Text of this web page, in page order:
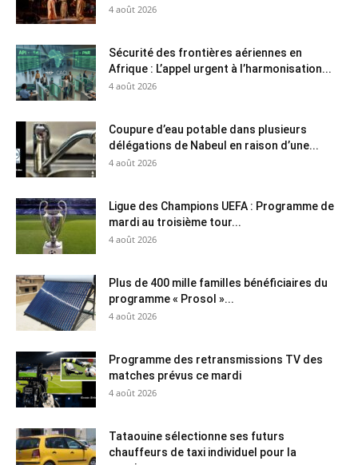
4 août 2026
Sécurité des frontières aériennes en
Afrique : L’appel urgent à l’harmonisation...
4 août 2026
Coupure d’eau potable dans plusieurs
délégations de Nabeul en raison d’une...
4 août 2026
Ligue des Champions UEFA : Programme de
mardi au troisième tour...
4 août 2026
Plus de 400 mille familles bénéficiaires du
programme « Prosol »...
4 août 2026
Programme des retransmissions TV des
matches prévus ce mardi
4 août 2026
Tataouine sélectionne ses futurs
chauffeurs de taxi individuel pour la